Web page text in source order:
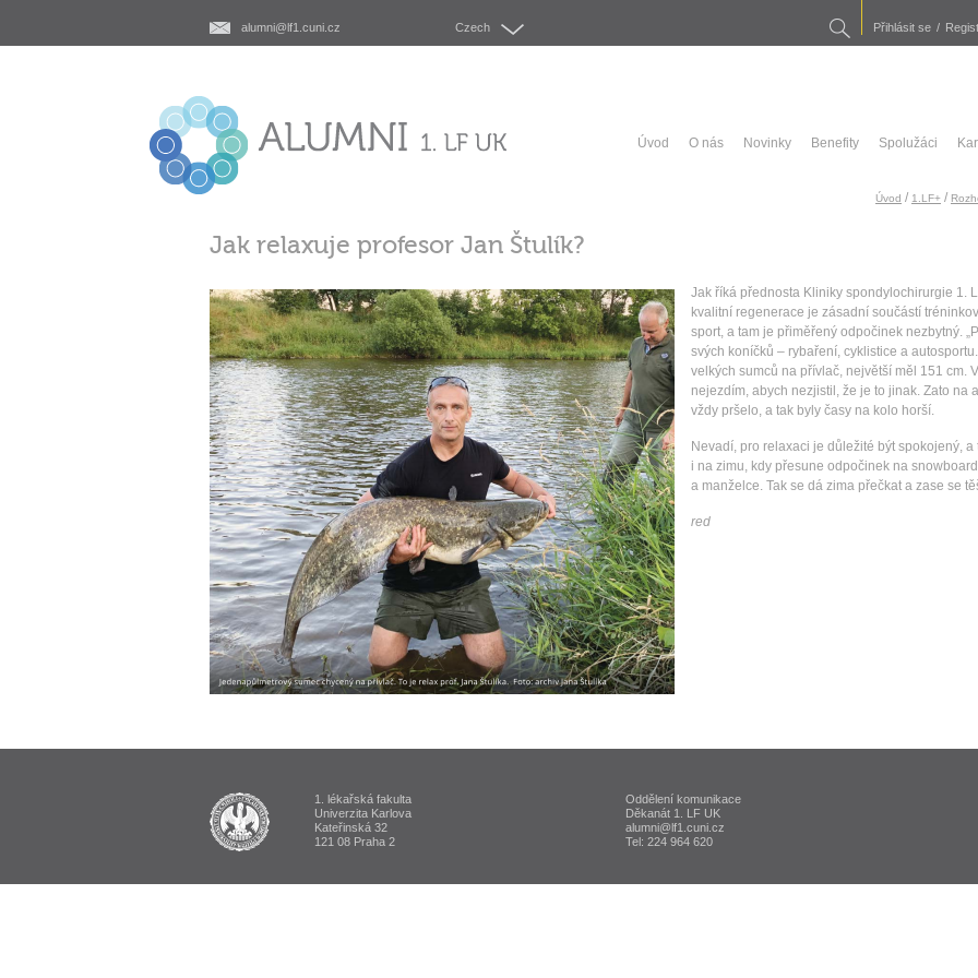
alumni@lf1.cuni.cz Czech Search
Přihlásit se /
Úvod O nás Novinky Benefity Spolužáci
Úvod / 1.LF+ /
Jak relaxuje profesor Jan Štulík?
Jak říká přednosta Kliniky spondylochirurgie 1.
kvalitní regenerace je zásadní součástí
sport, a tam je přiměřený odpočinek nezbytný.
svých koníčků – rybaření, cyklistice a
velkých sumců na přívlač, největší měl 151 cm.
nejezdím, abych nezjistil, že je to jinak. Zato na
vždy pršelo, a tak byly časy na kolo horší.
Nevadí, pro relaxaci je důležité být spokojený,
i na zimu, kdy přesune odpočinek na
a manželce. Tak se dá zima přečkat a zase se
red
ALUMNI 1. lékařská fakulta Univerzita Karlova v Praze
1. lékařská fakulta
Univerzita Karlova
Kateřinská 32
121 08 Praha 2
Oddělení komunikace
Děkanát 1. LF UK
alumni@lf1.cuni.cz
Tel: 224 964 620